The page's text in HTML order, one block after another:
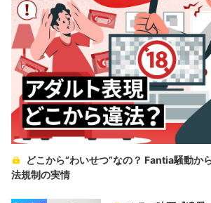
どこから“わいせつ”なの？ Fantia騒動か
法規制の実情